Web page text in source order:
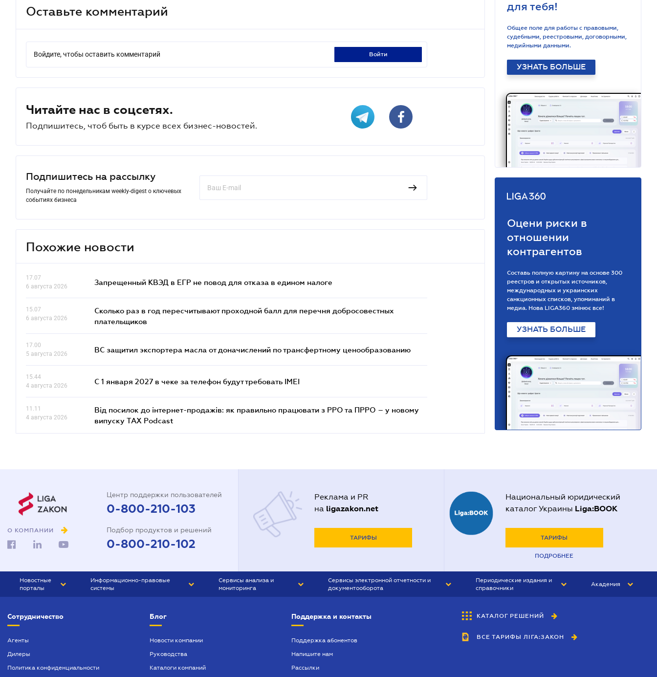
Оставьте комментарий
Войдите, чтобы оставить комментарий войти
Читайте нас в соцсетях.
Подпишитесь, чтоб быть в курсе всех бизнес-новостей.
Подпишитесь на рассылку
Получайте по понедельникам weekly-digest о ключевых
событиях бизнеса
Похожие новости
17.07
6 августа 2026
Запрещенный КВЭД в ЕГР не повод для отказа в едином налоге
15.07
6 августа 2026
Сколько раз в год пересчитывают проходной балл для перечня добросовестных
плательщиков
17.00
5 августа 2026
ВС защитил экспортера масла от доначислений по трансфертному ценообразованию
15.44
4 августа 2026
С 1 января 2027 в чеке за телефон будут требовать IMEI
11.11
4 августа 2026
Від посилок до інтернет-продажів: як правильно працювати з РРО та ПРРО – у новому
випуску TAX Podcast
для тебя!
Общее поле для работы с правовыми,
судебными, реестровыми, договорными,
медийными данными.
УЗНАТЬ БОЛЬШЕ
Оцени риски в
отношении
контрагентов
Составь полную картину на основе 300
реестров и открытых источников,
международных и украинских
санкционных списков, упоминаний в
медиа. Нова LIGA360 змінює все!
УЗНАТЬ БОЛЬШЕ
О КОМПАНИИ
Центр поддержки пользователей
0-800-210-103
Подбор продуктов и решений
0-800-210-102
Реклама и PR
на ligazakon.net
ТАРИФЫ
Национальный юридический
каталог Украины Liga:BOOK
ТАРИФЫ
ПОДРОБНЕЕ
Новостные
порталы
БИЗНЕС
Информационно-правовые
системы
БУХГАЛТЕР ПРОФ
ЮРИСТ ПРОФ
Сервисы анализа и
мониторинга
Сервисы электронной отчетности и
документооборота
Периодические издания и
справочники
БУХГАЛТЕР&ЗАКОН
ВЕСТНИК МСФО
Академия
Сотрудничество
Агенты
Дилеры
Политика конфиденциальности
Блог
Новости компании
Руководства
Каталоги компаний
Поддержка и контакты
Поддержка абонентов
Напишите нам
Рассылки
КАТАЛОГ РЕШЕНИЙ
ВСЕ ТАРИФЫ ЛІГА:ЗАКОН